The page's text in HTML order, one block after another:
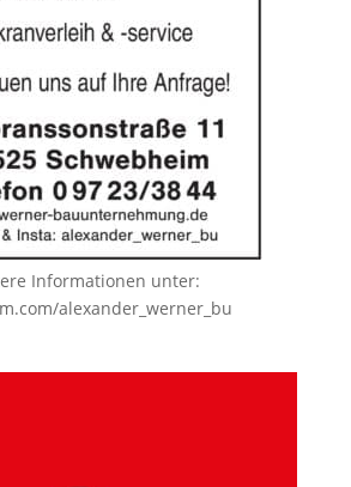
Informationen unter:
alexander_werner_bu